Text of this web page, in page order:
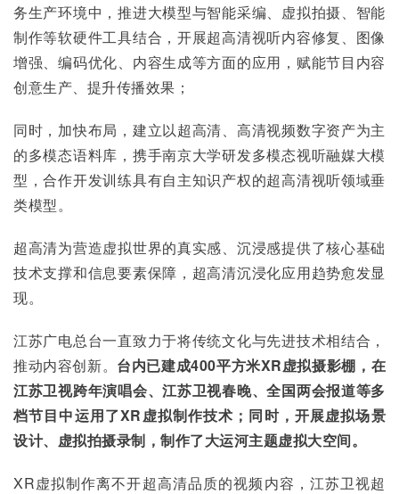
务生产环境中，推进大模型与智能采编、虚拟拍摄、智能
制作等软硬件工具结合，开展超高清视听内容修复、图像
增强、编码优化、内容生成等方面的应用，赋能节目内容
创意生产、提升传播效果；
同时，加快布局，建立以超高清、高清视频数字资产为主
的多模态语料库，携手南京大学研发多模态视听融媒大模
型，合作开发训练具有自主知识产权的超高清视听领域垂
类模型。
超高清为营造虚拟世界的真实感、沉浸感提供了核心基础
技术支撑和信息要素保障，超高清沉浸化应用趋势愈发显
现。
江苏广电总台一直致力于将传统文化与先进技术相结合，
推动内容创新。 台内已建成400平方米XR虚拟摄影棚，在
江苏卫视跨年演唱会、江苏卫视春晚、全国两会报道等多
档节目中运用了XR虚拟制作技术；同时，开展虚拟场景
设计、虚拟拍摄录制，制作了大运河主题虚拟大空间。
XR虚拟制作离不开超高清品质的视频内容，江苏卫视超